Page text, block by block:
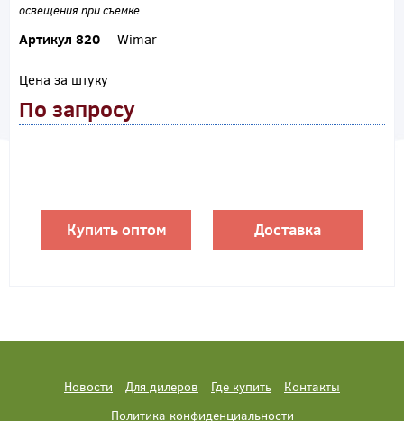
освещения при съемке.
Артикул 820 Wimar
Цена за штуку
По запросу
Купить оптом Доставка
Новости Для дилеров Где купить
Контакты
Политика конфиденциальности